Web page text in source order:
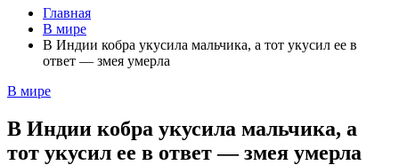
Главная
В мире
В Индии кобра укусила мальчика, а тот укусил ее в
ответ — змея умерла
В мире
В Индии кобра укусила мальчика, а
тот укусил ее в ответ — змея умерла